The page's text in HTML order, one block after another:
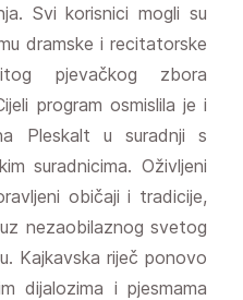
Svi korisnici mogli su
dramske i recitatorske
pjevačkog zbora
program osmislila je i
Pleskalt u suradnji s
suradnicima. Oživljeni
običaji i tradicije,
nezaobilaznog svetog
Kajkavska riječ ponovo
dijalozima i pjesmama